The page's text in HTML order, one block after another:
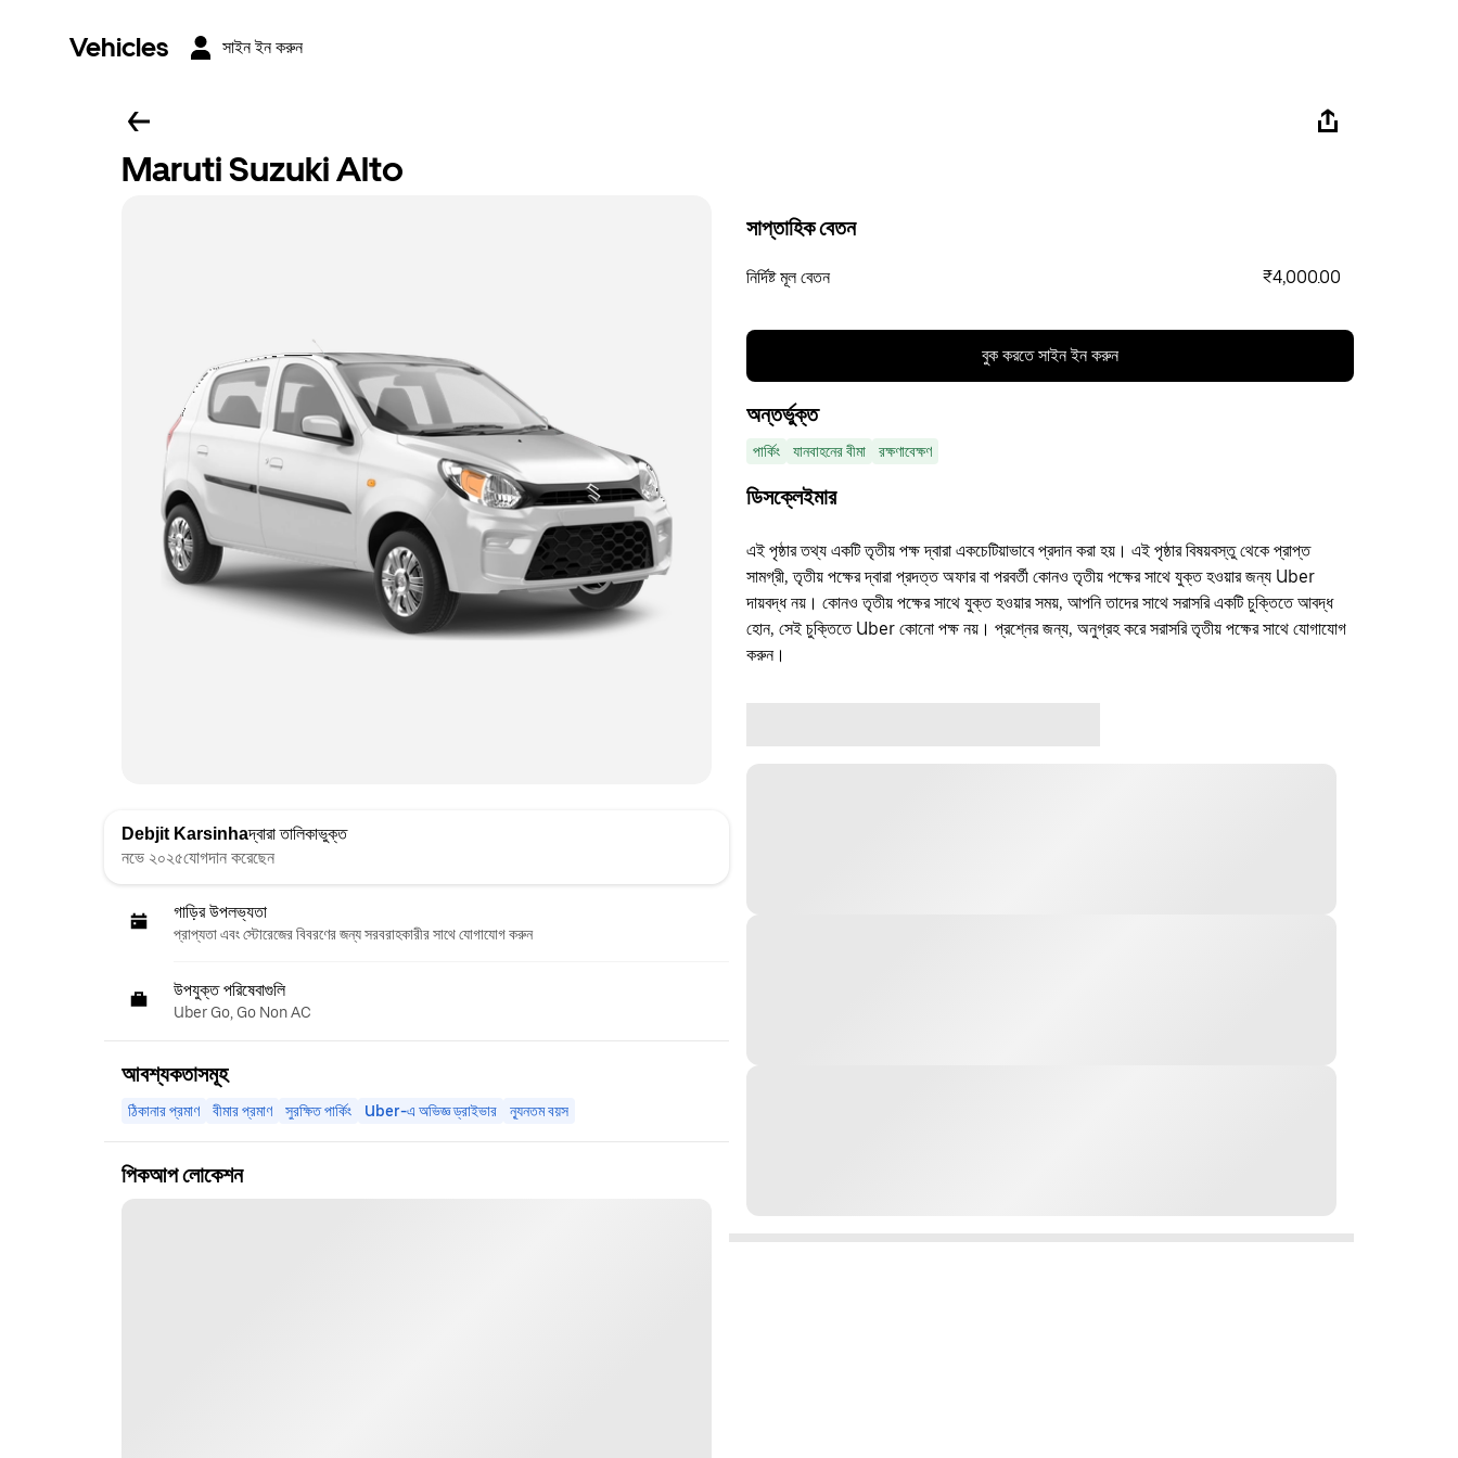
Vehicles সাইন ইন করুন
Maruti Suzuki Alto
Debjit Karsinhaদ্বারা তালিকাভুক্ত
নভে ২০২৫যোগদান করেছেন
গাড়ির উপলভ্যতা
প্রাপ্যতা এবং স্টোরেজের বিবরণের জন্য সরবরাহকারীর সাথে যোগাযোগ করুন
উপযুক্ত পরিষেবাগুলি
Uber Go, Go Non AC
আবশ্যকতাসমূহ
ঠিকানার প্রমাণ বীমার প্রমাণ সুরক্ষিত পার্কিং Uber-এ অভিজ্ঞ ড্রাইভার ন্যূনতম বয়স
পিকআপ লোকেশন
সাপ্তাহিক বেতন
নির্দিষ্ট মূল বেতন ₹4,000.00
বুক করতে সাইন ইন করুন
অন্তর্ভুক্ত
পার্কিং যানবাহনের বীমা রক্ষণাবেক্ষণ
ডিসক্লেইমার
এই পৃষ্ঠার তথ্য একটি তৃতীয় পক্ষ দ্বারা একচেটিয়াভাবে প্রদান করা হয়। এই পৃষ্ঠার বিষয়বস্তু থেকে প্রাপ্ত
সামগ্রী, তৃতীয় পক্ষের দ্বারা প্রদত্ত অফার বা পরবর্তী কোনও তৃতীয় পক্ষের সাথে যুক্ত হওয়ার জন্য Uber
দায়বদ্ধ নয়। কোনও তৃতীয় পক্ষের সাথে যুক্ত হওয়ার সময়, আপনি তাদের সাথে সরাসরি একটি চুক্তিতে আবদ্ধ
হোন, সেই চুক্তিতে Uber কোনো পক্ষ নয়। প্রশ্নের জন্য, অনুগ্রহ করে সরাসরি তৃতীয় পক্ষের সাথে যোগাযোগ
করুন।